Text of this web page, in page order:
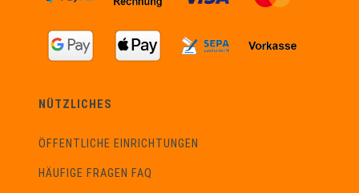
NÜTZLICHES
ÖFFENTLICHE EINRICHTUNGEN
HÄUFIGE FRAGEN FAQ